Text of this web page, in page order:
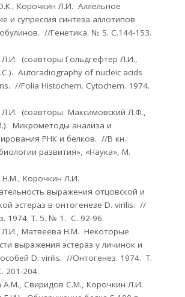
Корочкин Л.И. Аллельное
и супрессия синтеза аллотипов
//Генетика. № 5. С.144-153.
(соавторы Гольдгефтер Л.И.,
Autoradiography of nucleic acids
//Folia Histochem. Cytochem. 1974.
Л.И. (соавторы Максимовский Л.Ф.,
Микрометоды анализа и
РНК и белков. //В кн.:
развития», «Наука», М.
Корочкин Л.И.
выражения отцовской и
эстераз в онтогенезе D. virilis. //
1974. Т. 5. № 1. С. 92-96.
Л.И., Матвеева Н.М. Некоторые
выражения эстераз у личинок и
D. virilis. //Онтогенез. 1974. Т.
204.
А.М., Свиридов С.М., Корочкин Л.И.